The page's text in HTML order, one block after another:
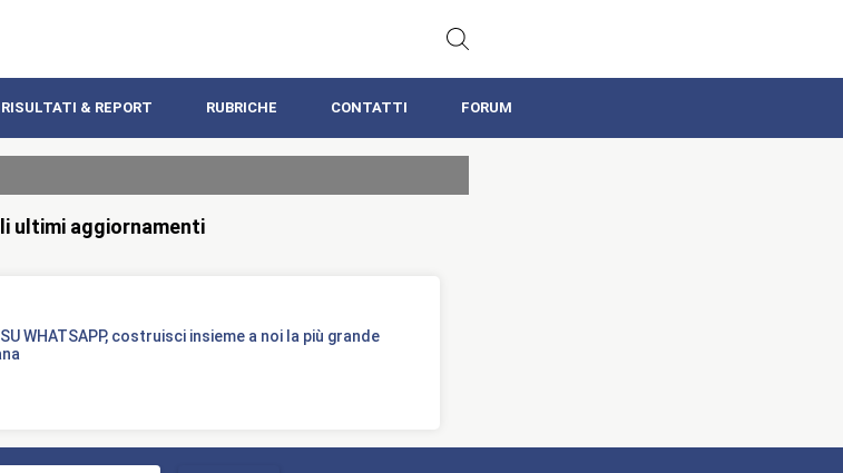
RISULTATI & REPORT RUBRICHE CONTATTI FORUM
ultimi aggiornamenti
SU WHATSAPP, costruisci insieme a noi la più grande